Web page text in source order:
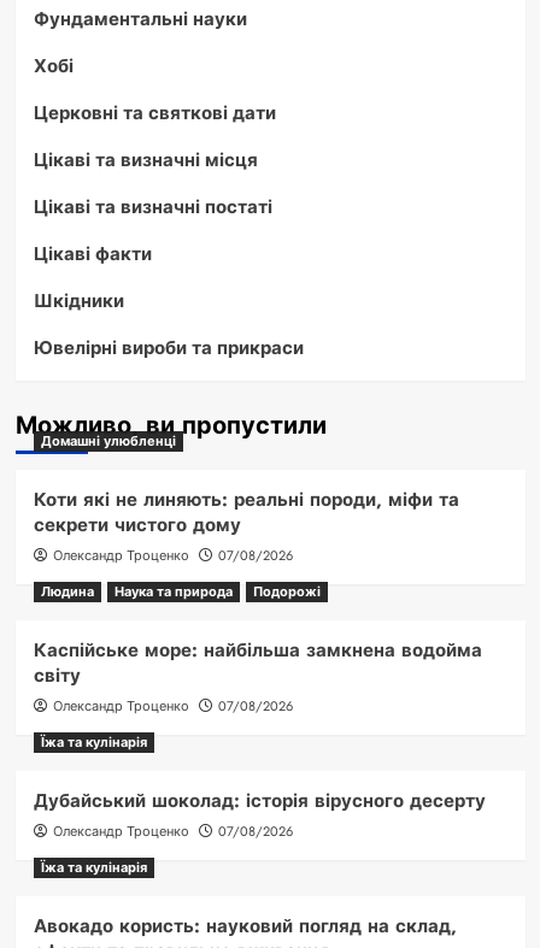
Фундаментальні науки
Хобі
Церковні та святкові дати
Цікаві та визначні місця
Цікаві та визначні постаті
Цікаві факти
Шкідники
Ювелірні вироби та прикраси
Можливо, ви пропустили
Домашні улюбленці
Коти які не линяють: реальні породи, міфи та
секрети чистого дому
Олександр Троценко
07/08/2026
Людина
Наука та природа Подорожі
Каспійське море: найбільша замкнена водойма
світу
Олександр Троценко
07/08/2026
Їжа та кулінарія
Дубайський шоколад: історія вірусного десерту
Олександр Троценко
07/08/2026
Їжа та кулінарія
Авокадо користь: науковий погляд на склад,